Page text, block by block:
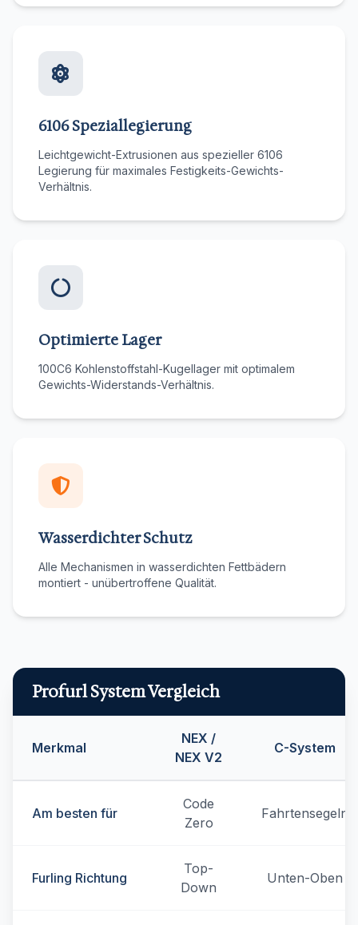
6106 Speziallegierung
Leichtgewicht-Extrusionen aus spezieller 6106
Legierung für maximales Festigkeits-Gewichts-
Verhältnis.
Optimierte Lager
100C6 Kohlenstoffstahl-Kugellager mit optimalem
Gewichts-Widerstands-Verhältnis.
Wasserdichter Schutz
Alle Mechanismen in wasserdichten Fettbädern
montiert - unübertroffene Qualität.
Profurl System Vergleich
Merkmal
NEX /
NEX V2
C-System
Am besten für
Code
Zero
Fahrtensegeln
Furling Richtung
Top-
Down
Unten-Oben